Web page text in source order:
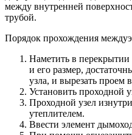
между внутренней
трубой.
Порядок прохождения
Наметить в перекрытии
и его размер,
узла, и вырезать проем
Установить проходной
Проходной узел
утеплителем.
Ввести элемент